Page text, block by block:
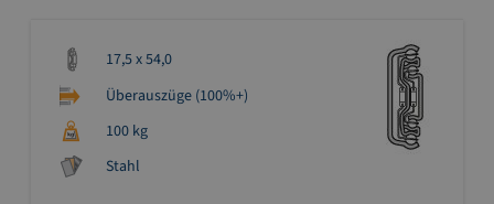
17,5 x 54,0
Überauszüge (100%+)
100 kg
Stahl